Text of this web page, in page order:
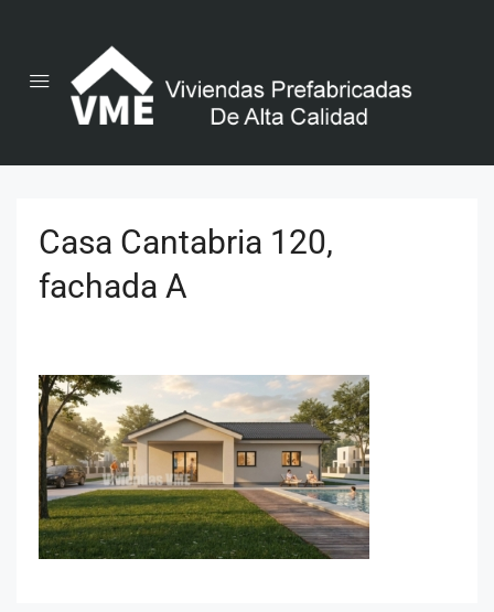
Casa Cantabria 120,
fachada A